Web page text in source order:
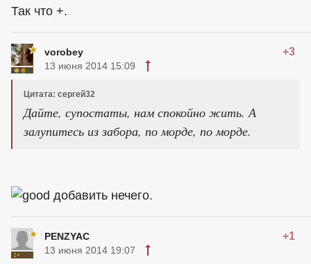
Так что +.
vorobey +3
13 июня 2014 15:09
Цитата: сергей32
Дайте, супостаты, нам спокойно жить. А
залупитесь из забора, по морде, по морде.
добавить нечего.
PENZYAC +1
13 июня 2014 19:07